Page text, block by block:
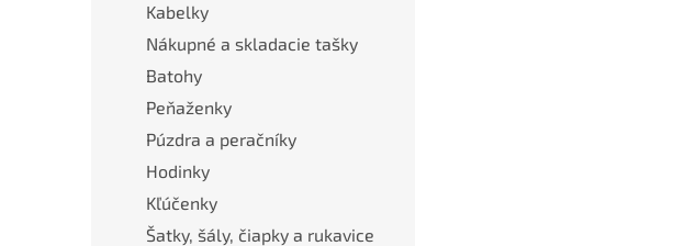
Kabelky
Nákupné a skladacie tašky
Batohy
Peňaženky
Púzdra a peračníky
Hodinky
Kľúčenky
Šatky, šály, čiapky a rukavice